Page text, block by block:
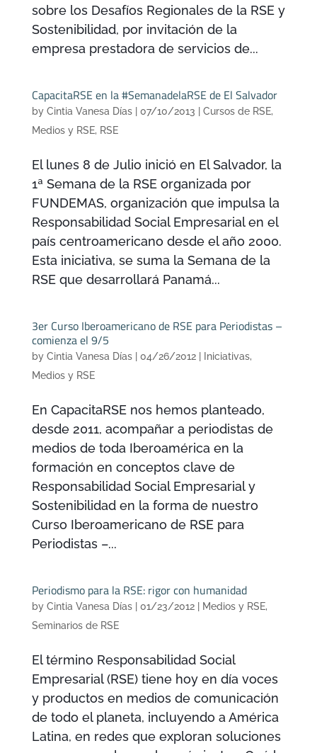
sobre los Desafíos Regionales de la RSE y
Sostenibilidad, por invitación de la
empresa prestadora de servicios de...
CapacitaRSE en la #SemanadelaRSE de El Salvador
by Cintia Vanesa Días| 07/10/2013 Cursos de RSE,
Medios y RSE, RSE
El lunes 8 de Julio inició en El Salvador, la
1ª Semana de la RSE organizada por
FUNDEMAS, organización que impulsa la
Responsabilidad Social Empresarial en el
país centroamericano desde el año 2000.
Esta iniciativa, se suma la Semana de la
RSE que desarrollará Panamá...
3er Curso Iberoamericano de RSE para Periodistas –
comienza el 9/5
by Cintia Vanesa Días| 04/26/2012| Iniciativas,
Medios y RSE
En CapacitaRSE nos hemos planteado,
desde 2011, acompañar a periodistas de
medios de toda Iberoamérica en la
formación en conceptos clave de
Responsabilidad Social Empresarial y
Sostenibilidad en la forma de nuestro
Curso Iberoamericano de RSE para
Periodistas –...
Periodismo para la RSE: rigor con humanidad
by Cintia Vanesa Días| 01/23/2012| Medios y RSE,
Seminarios de RSE
El término Responsabilidad Social
Empresarial (RSE) tiene hoy en día voces
y productos en medios de comunicación
de todo el planeta, incluyendo a América
Latina, en redes que exploran soluciones